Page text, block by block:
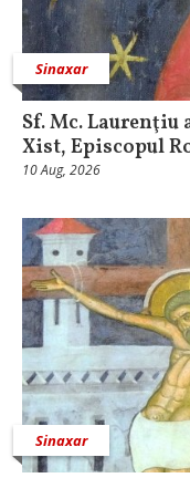
Sinaxar
Sf. Mc.
Xist, Episcopul
10 Aug, 2026
Sinaxar